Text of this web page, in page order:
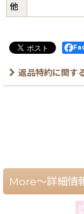
他
返品特約に関す
More～詳細情